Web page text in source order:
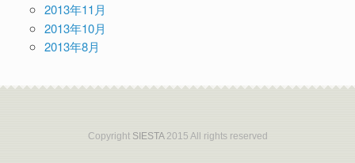
2013年11月
2013年10月
2013年8月
CopyrightSIESTA 2015 All rights reserved